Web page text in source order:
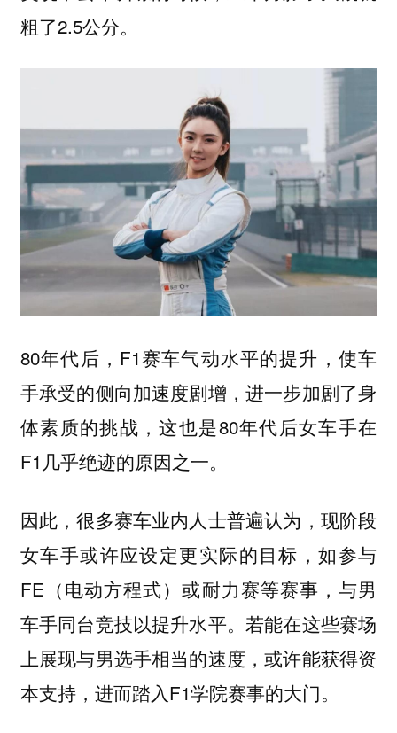
粗了2.5公分。
80年代后，F1赛车气动水平的提升，使车
手承受的侧向加速度剧增，进一步加剧了身
体素质的挑战，这也是80年代后女车手在
F1几乎绝迹的原因之一。
因此，很多赛车业内人士普遍认为，现阶段
女车手或许应设定更实际的目标，如参与
FE（电动方程式）或耐力赛等赛事，与男
车手同台竞技以提升水平。若能在这些赛场
上展现与男选手相当的速度，或许能获得资
本支持，进而踏入F1学院赛事的大门。